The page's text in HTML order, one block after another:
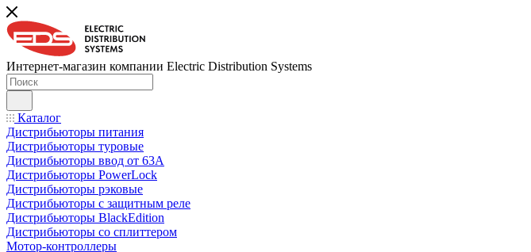
Интернет-магазин компании Electric Distribution Systems
Каталог
Дистрибьюторы питания
Дистрибьюторы туровые
Дистрибьюторы ввод от 63A
Дистрибьюторы PowerLock
Дистрибьюторы рэковые
Дистрибьюторы с защитным реле
Дистрибьюторы BlackEdition
Дистрибьюторы со сплиттером
Мотор-контроллеры